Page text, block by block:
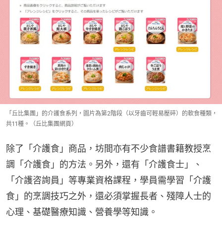
「丘比集團」的介護食系列，圖片為第2階段（以牙齒可輕易壓碎）的軟食種類，
共11種。（丘比集團網頁）
除了「介護食」商品，坊間亦有不少食譜書籍教授烹
調「介護食」的方法。另外，還有「介護食士」、
「介護咨詢員」等專業資格課程，學員需學習「介護
食」的烹調技巧之外，還必須掌握長者、殘障人士的
心理、基礎醫療知識、營養學等知識。